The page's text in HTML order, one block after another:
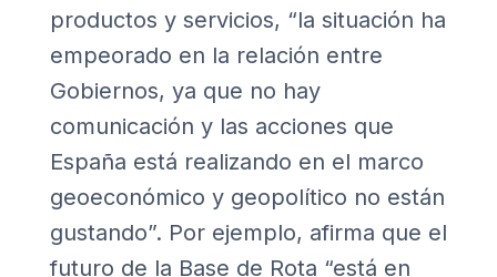
productos y servicios, “la situación ha
empeorado en la relación entre
Gobiernos, ya que no hay
comunicación y las acciones que
España está realizando en el marco
geoeconómico y geopolítico no están
gustando”. Por ejemplo, afirma que el
futuro de la Base de Rota “está en